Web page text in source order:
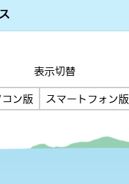
表示切替
コン版 スマートフォン版